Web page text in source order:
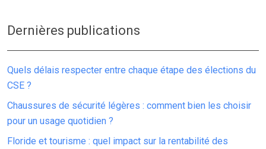
Dernières publications
Quels délais respecter entre chaque étape des élections du
CSE ?
Chaussures de sécurité légères : comment bien les choisir
pour un usage quotidien ?
Floride et tourisme : quel impact sur la rentabilité des